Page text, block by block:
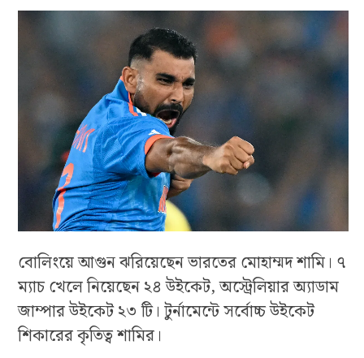
বোলিংয়ে আগুন ঝরিয়েছেন ভারতের মোহাম্মদ শামি। ৭
ম্যাচ খেলে নিয়েছেন ২৪ উইকেট, অস্ট্রেলিয়ার অ্যাডাম
জাম্পার উইকেট ২৩ টি। টুর্নামেন্টে সর্বোচ্চ উইকেট
শিকারের কৃতিত্ব শামির।